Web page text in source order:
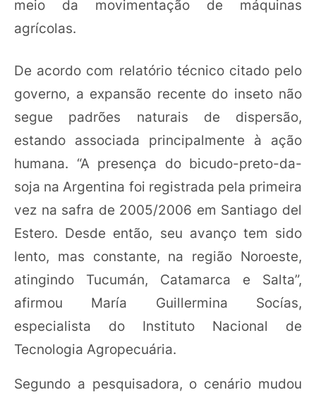
meio da movimentação de máquinas
agrícolas.
De acordo com relatório técnico citado pelo
governo, a expansão recente do inseto não
segue padrões naturais de dispersão,
estando associada principalmente à ação
humana. “A presença do bicudo-preto-da-
soja na Argentina foi registrada pela primeira
vez na safra de 2005/2006 em Santiago del
Estero. Desde então, seu avanço tem sido
lento, mas constante, na região Noroeste,
atingindo Tucumán, Catamarca e Salta”,
afirmou María Guillermina Socías,
especialista do Instituto Nacional de
Tecnologia Agropecuária.
Segundo a pesquisadora, o cenário mudou